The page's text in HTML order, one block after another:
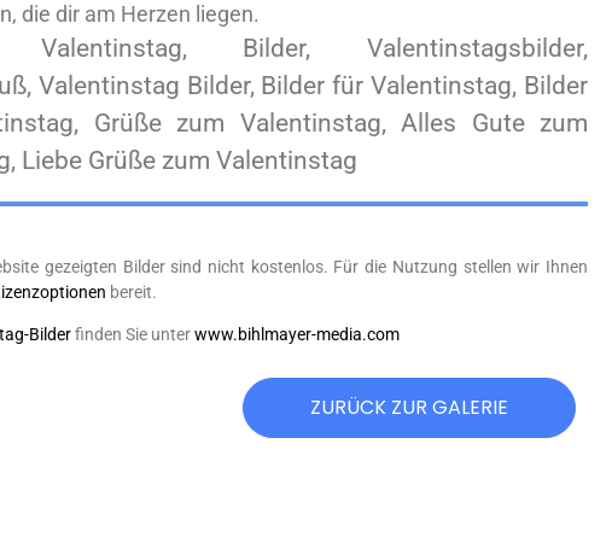
die dir am Herzen liegen.
Valentinstag, Bilder, Valentinstagsbilder,
Valentinstag Bilder, Bilder für Valentinstag, Bilder
Grüße zum Valentinstag, Alles Gute zum
Liebe Grüße zum Valentinstag
gezeigten Bilder sind nicht kostenlos. Für die Nutzung stellen wir Ihnen
bereit.
Bilderfinden Sie unterwww.bihlmayer-media.com
ZURÜCK ZUR GALERIE